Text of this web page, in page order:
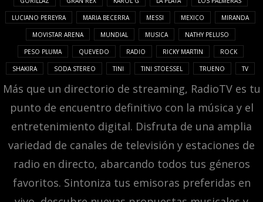
LUCIANO PEREYRA MARIA BECERRA MESSI MEXICO MIRANDA
MOVISTAR ARENA MUNDIAL MUSICA NATHY PELUSO
PESO PLUMA QUEVEDO RADIO RICKY MARTIN ROCK
SHAKIRA SODA STEREO TINI TINI STOESSEL TRUENO TV
Más que un directorio de streaming, RadioTV es tu
punto de encuentro definitivo con la música y el
entretenimiento digital. Disfruta de una amplia
variedad de canales de televisión y estaciones de
radio en directo, abarcando todos tus géneros
favoritos. Sintoniza tus emisoras preferidas en